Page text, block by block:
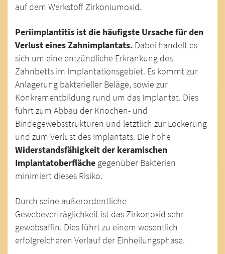
auf dem Werkstoff Zirkoniumoxid.
Periimplantitis ist die häufigste Ursache für den
Verlust eines Zahnimplantats. Dabei handelt es
sich um eine entzündliche Erkrankung des
Zahnbetts im Implantationsgebiet. Es kommt zur
Anlagerung bakterieller Beläge, sowie zur
Konkrementbildung rund um das Implantat. Dies
führt zum Abbau der Knochen- und
Bindegewebsstrukturen und letztlich zur Lockerung
und zum Verlust des Implantats. Die hohe
Widerstandsfähigkeit der keramischen
Implantatoberfläche gegenüber Bakterien
minimiert dieses Risiko.
Durch seine außerordentliche
Gewebeverträglichkeit ist das Zirkonoxid sehr
gewebsaffin. Dies führt zu einem wesentlich
erfolgreicheren Verlauf der Einheilungsphase.